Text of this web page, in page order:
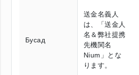
Бусад
送金名義人
は、「送金人
名＆弊社提携
先機関名
Nium」とな
ります。